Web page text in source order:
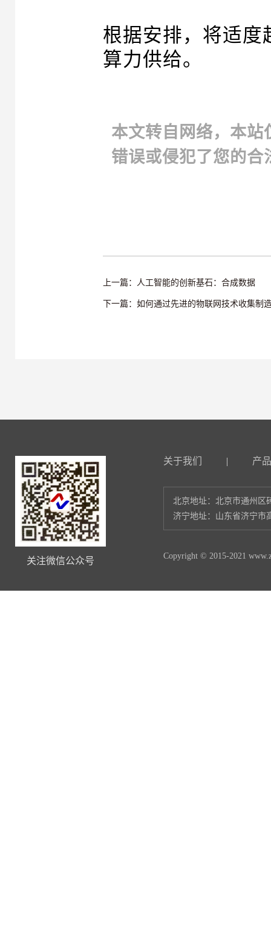
根据安排，将适度
算力供给。
本文转自网络，本
错误或侵犯了您的
上一篇：人工智能的创新基石：合成数据
下一篇：如何通过先进的物联网技术收集制
关注微信公众号
关于我们 | 产
北京地址：北京市通州区
济宁地址：山东省济宁市
Copyright © 2015-2021